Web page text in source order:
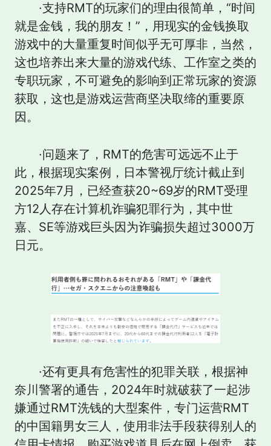
·支持RMT的玩家们的理由很简单，“时间
就是金钱，我的朋友！”，用现实的金钱换取
游戏中的大量重复时间似乎无可厚非，当然，
这也培养出来大量的游戏代练、工作室之类的
专职玩家，不可避免的影响到正常玩家的资源
获取，这也是游戏运营商坚决取缔的重要原
因。
·问题来了，RMT的危害可远远不止于
此，根据现实案例，日本警视厅统计截止到
2025年7月，已经查获20~69岁的RMT受理
方12人存在计算机诈骗犯罪行为，其中世
嘉、SE等游戏巨头因为诈骗损失超过3000万
日元。
·还有更具有危害性的犯罪关联，根据神
奈川警署的通告，2024年时就破获了一起涉
嫌通过RMT洗钱的大型案件，专门运营RMT
的中国籍男女三人，使用非法手段获得别人的